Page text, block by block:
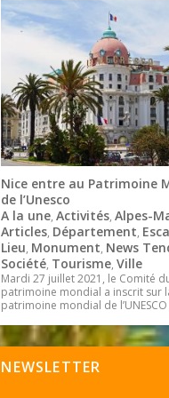
Nice entre au Patrimoine
de l’Unesco
A la une,Activités,Alpes-
Articles, Département,
Lieu, Monument, News
Société, Tourisme,Ville
Mardi 27 juillet 2021, le Comité
patrimoine mondial a inscrit sur
patrimoine mondial de l’UNESCO
NEWSLETTER